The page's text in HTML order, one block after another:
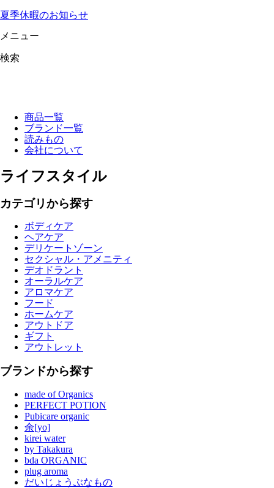
夏季休暇のお知らせ
メニュー
検索
商品一覧
ブランド一覧
読みもの
会社について
ライフスタイル
カテゴリから探す
ボディケア
ヘアケア
デリケートゾーン
セクシャル・アメニティ
デオドラント
オーラルケア
アロマケア
フード
ホームケア
アウトドア
ギフト
アウトレット
ブランドから探す
made of Organics
PERFECT POTION
Pubicare organic
余[yo]
kirei water
by Takakura
bda ORGANIC
plug aroma
だいじょうぶなもの